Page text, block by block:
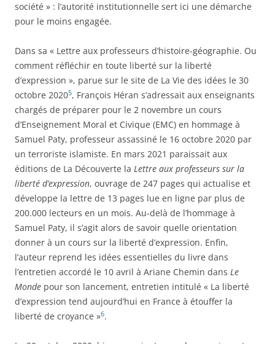
société » : l’autorité institutionnelle sert ici une démarche
pour le moins engagée.
Dans sa « Lettre aux professeurs d’histoire-géographie. Ou
comment réfléchir en toute liberté sur la liberté
d’expression », parue sur le site de La Vie des idées le 30
octobre 20205, François Héran s’adressait aux enseignants
chargés de préparer pour le 2 novembre un cours
d’Enseignement Moral et Civique (EMC) en hommage à
Samuel Paty, professeur assassiné le 16 octobre 2020 par
un terroriste islamiste. En mars 2021 paraissait aux
éditions de La Découverte la Lettre aux professeurs sur la
liberté d’expression, ouvrage de 247 pages qui actualise et
développe la lettre de 13 pages lue en ligne par plus de
200.000 lecteurs en un mois. Au-delà de l’hommage à
Samuel Paty, il s’agit alors de savoir quelle orientation
donner à un cours sur la liberté d’expression. Enfin,
l’auteur reprend les idées essentielles du livre dans
l’entretien accordé le 10 avril à Ariane Chemin dans Le
Monde pour son lancement, entretien intitulé « La liberté
d’expression tend aujourd’hui en France à étouffer la
liberté de croyance »6.